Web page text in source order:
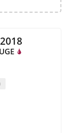
région est
au 1er siècle,
c’est surtout
de bordeaux
et des
bien
a marqué les
qu’il soit